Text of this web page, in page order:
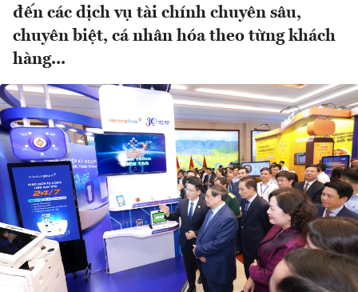
đến các dịch vụ tài chính chuyên sâu,
chuyên biệt, cá nhân hóa theo từng khách
hàng...